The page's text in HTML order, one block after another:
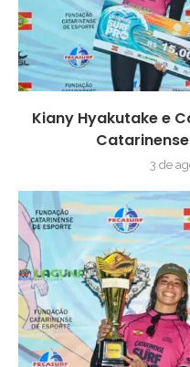
Kiany Hyakutake e
3 de